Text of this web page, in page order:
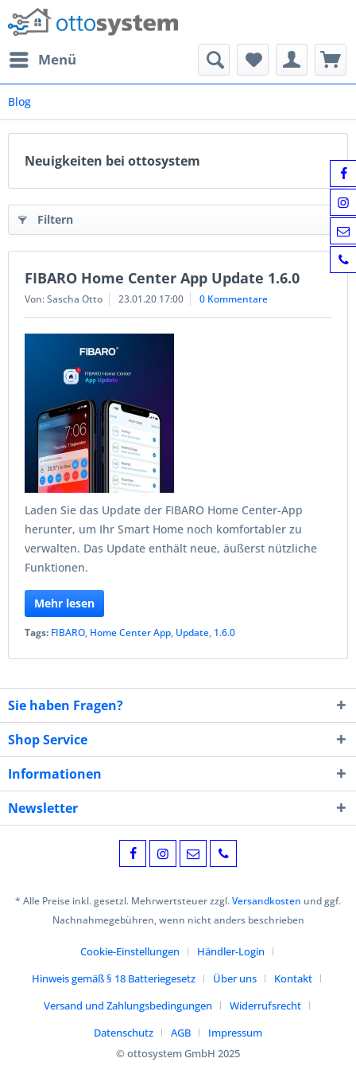
Menü
Blog
Neuigkeiten bei ottosystem
Filtern
FIBARO Home Center App Update 1.6.0
Von: Sascha Otto 23.01.20 17:00 0 Kommentare
Laden Sie das Update der FIBARO Home Center-App
herunter, um Ihr Smart Home noch komfortabler zu
verwalten. Das Update enthält neue, äußerst nützliche
Funktionen.
Mehr lesen
Tags: FIBARO, Home Center App, Update, 1.6.0
Sie haben Fragen?
Shop Service
Informationen
Newsletter
* Alle Preise inkl. gesetzl. Mehrwertsteuer zzgl.Versandkosten und ggf.
Nachnahmegebühren, wenn nicht anders beschrieben
Cookie-Einstellungen
Händler-Login
Hinweis gemäß § 18 Batteriegesetz
Über uns
Kontakt
Versand und Zahlungsbedingungen
Widerrufsrecht
Datenschutz
AGB
Impressum
© ottosystem GmbH 2025